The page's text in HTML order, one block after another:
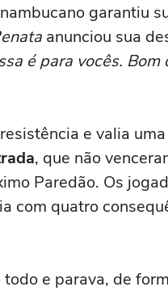
garantiu
anunciou sua
é para vocês. Bom
e valia
, que não
Paredão. Os
com quatro
e parava, de